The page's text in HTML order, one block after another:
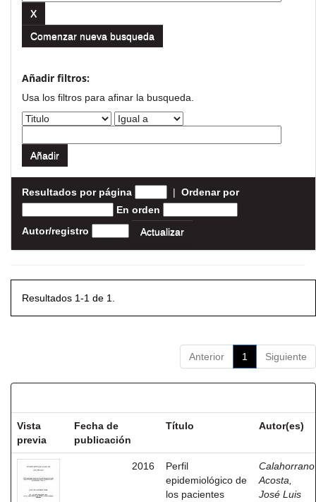
Comenzar nueva busqueda
Añadir filtros:
Usa los filtros para afinar la busqueda.
Resultados por página | Ordenar por
En orden
Autor/registro
Resultados 1-1 de 1.
Anterior 1 Siguiente
Vista
previa
Fecha de
publicación
Título Autor(es)
2016
Perfil
epidemiológico de
los pacientes
Calahorrano
Acosta,
José Luis